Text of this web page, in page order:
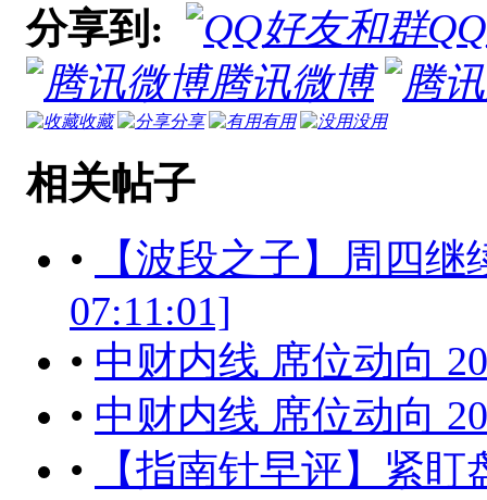
分享到:
腾讯微博
收藏 分享 有用 没用
相关帖子
•
【波段之子】周四
07:11:01]
• 中财内线 席位动向
• 中财内线 席位动向
•
【指南针早评】紧